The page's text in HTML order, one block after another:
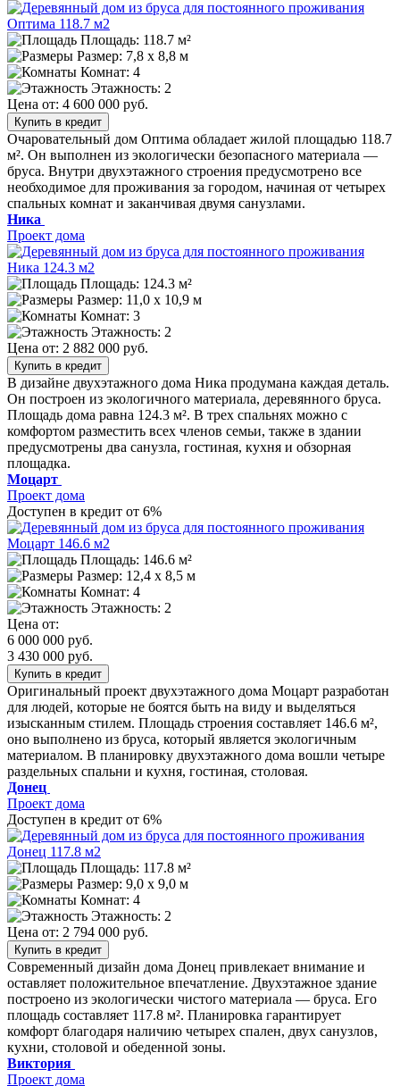
Площадь: 118.7 м²
Размер: 7,8 х 8,8 м
Комнат: 4
Этажность: 2
Цена от: 4 600 000 руб.
Купить в кредит
Очаровательный дом Оптима обладает жилой площадью 118.7
м². Он выполнен из экологически безопасного материала —
бруса. Внутри двухэтажного строения предусмотрено все
необходимое для проживания за городом, начиная от четырех
спальных комнат и заканчивая двумя санузлами.
Ника
Проект дома
Площадь: 124.3 м²
Размер: 11,0 х 10,9 м
Комнат: 3
Этажность: 2
Цена от: 2 882 000 руб.
Купить в кредит
В дизайне двухэтажного дома Ника продумана каждая деталь.
Он построен из экологичного материала, деревянного бруса.
Площадь дома равна 124.3 м². В трех спальнях можно с
комфортом разместить всех членов семьи, также в здании
предусмотрены два санузла, гостиная, кухня и обзорная
площадка.
Моцарт
Проект дома
Доступен в кредит от 6%
Площадь: 146.6 м²
Размер: 12,4 х 8,5 м
Комнат: 4
Этажность: 2
Цена от:
6 000 000 руб.
3 430 000 руб.
Купить в кредит
Оригинальный проект двухэтажного дома Моцарт разработан
для людей, которые не боятся быть на виду и выделяться
изысканным стилем. Площадь строения составляет 146.6 м²,
оно выполнено из бруса, который является экологичным
материалом. В планировку двухэтажного дома вошли четыре
раздельных спальни и кухня, гостиная, столовая.
Донец
Проект дома
Доступен в кредит от 6%
Площадь: 117.8 м²
Размер: 9,0 х 9,0 м
Комнат: 4
Этажность: 2
Цена от: 2 794 000 руб.
Купить в кредит
Современный дизайн дома Донец привлекает внимание и
оставляет положительное впечатление. Двухэтажное здание
построено из экологически чистого материала — бруса. Его
площадь составляет 117.8 м². Планировка гарантирует
комфорт благодаря наличию четырех спален, двух санузлов,
кухни, столовой и обеденной зоны.
Виктория
Проект дома